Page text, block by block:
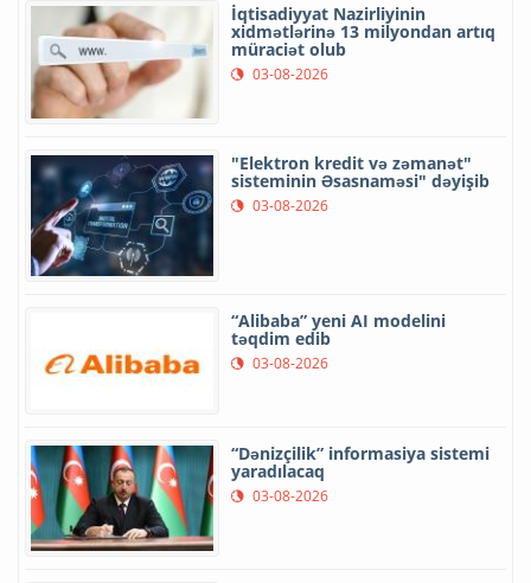
İqtisadiyyat Nazirliyinin
xidmətlərinə 13 milyondan artıq
müraciət olub
03-08-2026
"Elektron kredit və zəmanət"
sisteminin Əsasnaməsi" dəyişib
03-08-2026
“Alibaba” yeni AI modelini
təqdim edib
03-08-2026
“Dənizçilik” informasiya sistemi
yaradılacaq
03-08-2026